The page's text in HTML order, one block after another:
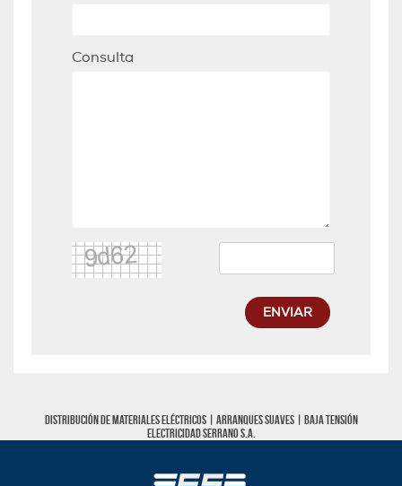
Consulta
ENVIAR
Distribución de materiales eléctricos | Arranques Suaves| Baja tensión
Electricidad Serrano S.A.